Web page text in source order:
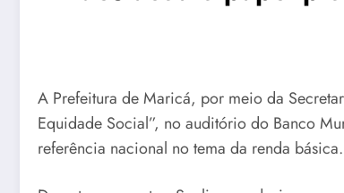
A Prefeitura de Maricá, por meio da
Equidade Social”, no auditório do Banco
referência nacional no tema da renda básica.